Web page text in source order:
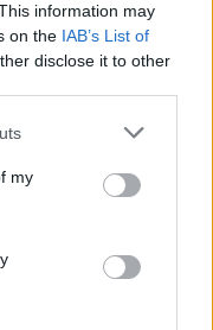
information may
on the IAB’s List of
disclose it to other
my
të mos
qëndrimi të jetë i
të
100 euro në